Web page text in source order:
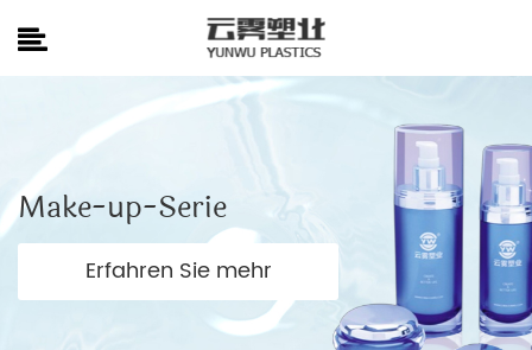
Make-up-Serie
Erfahren Sie mehr